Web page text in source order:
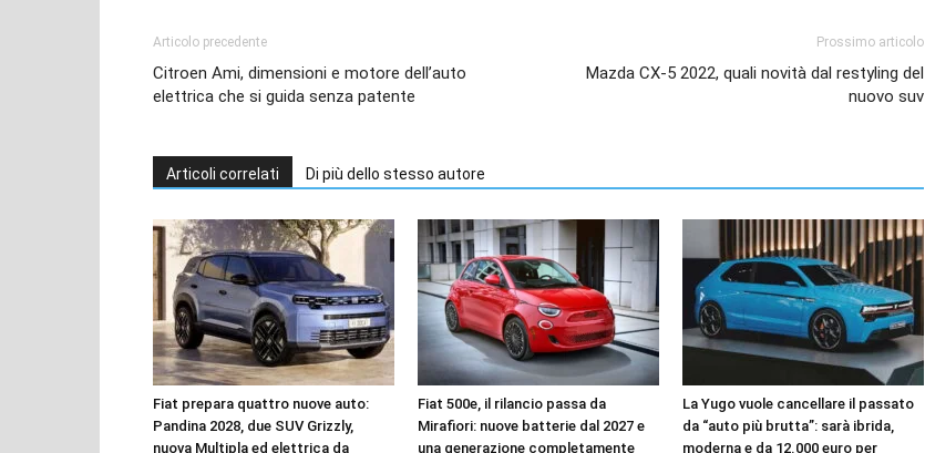
Articolo precedente
Citroen Ami, dimensioni e motore dell’auto
elettrica che si guida senza patente
Prossimo articolo
Mazda CX-5 2022, quali novità dal restyling del
nuovo suv
Articoli correlati Di più dello stesso autore
Fiat prepara quattro nuove auto:
Pandina 2028, due SUV Grizzly,
nuova Multipla ed elettrica da
Fiat 500e, il rilancio passa da
Mirafiori: nuove batterie dal 2027 e
una generazione completamente
La Yugo vuole cancellare il passato
da “auto più brutta”: sarà ibrida,
moderna e da 12.000 euro per